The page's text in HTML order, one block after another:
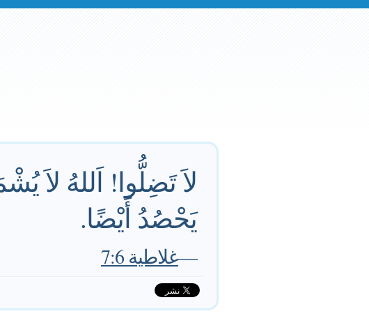
لاَ تَضِلُّوا! اَللهُ لاَ
يَحْصُدُ أَيْضًا.
—غلاطية 7:6